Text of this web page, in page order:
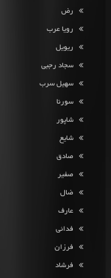
رض
رویا عرب
ریویل
سجاد رجبی
سهیل سرب
سورنا
شاپور
شایع
صادق
صفیر
ضال
عارف
فدائی
فرزان
فرشاد